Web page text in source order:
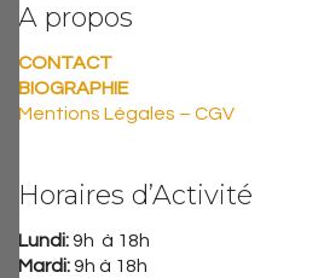
A propos
CONTACT
BIOGRAPHIE
Mentions Légales – CGV
Horaires d’Activité
Lundi:9h à 18h
Mardi:9h à 18h